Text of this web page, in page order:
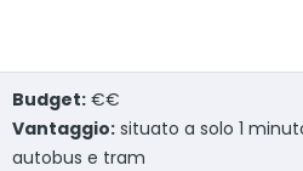
Budget: €€
Vantaggio: situato a solo 1
autobus e tram